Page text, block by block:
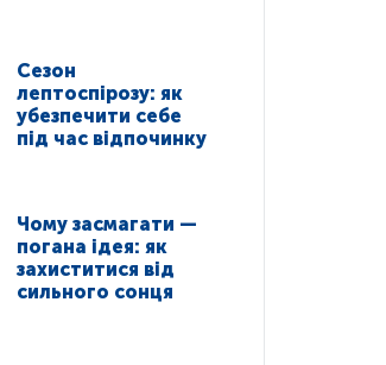
Сезон
лептоспірозу: як
убезпечити себе
під час відпочинку
Чому засмагати —
погана ідея: як
захиститися від
сильного сонця